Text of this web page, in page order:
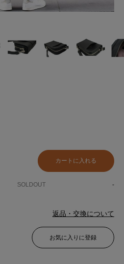
SOLDOUT -
返品・交換について
お気に入りに登録